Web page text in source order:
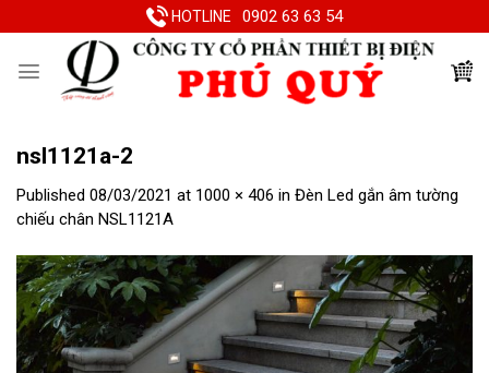
to
HOTLINE 0902 63 63 54
nsl1121a-2
Published 08/03/2021 at 1000 × 406 in Đèn Led gắn âm tường
chiếu chân NSL1121A